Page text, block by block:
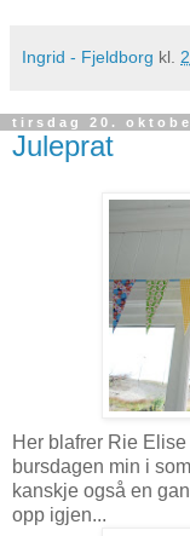
Ingrid - Fjeldborg kl.
tirsdag 20.
Juleprat
Her blafrer Rie
bursdagen min i
kanskje også en
opp igjen...